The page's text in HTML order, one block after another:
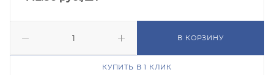
В КОРЗИНУ
КУПИТЬ В 1 КЛИК